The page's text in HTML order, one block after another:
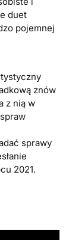
duet
pojemnej
znów
z nią w
sprawy
2021.